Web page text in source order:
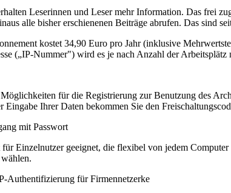
Leserinnen und Leser mehr Information. Das frei
alle bisher erschienenen Beiträge abrufen. Das sind
kostet 34,90 Euro pro Jahr (inklusive
(„IP-Nummer") wird es je nach Anzahl der Arbeitsplätz
für die Registrierung zur Benutzung des
Eingabe Ihrer Daten bekommen Sie den
mit Passwort
Einzelnutzer geeignet, die flexibel von jedem
Authentifizierung für Firmennetzerke